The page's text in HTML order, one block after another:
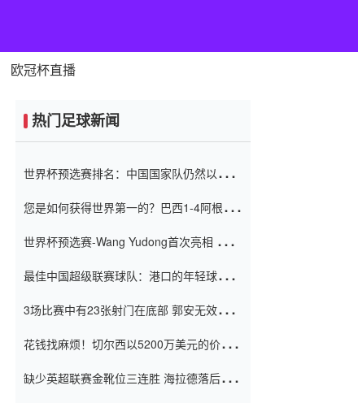
欧冠杯直播
热门足球新闻
世界杯预选赛排名：中国国家队仍然以6分
您是如何获得世界第一的？巴西1-4阿根
世界杯预选赛-Wang Yudong首次亮相 中国
最佳中国超级联赛球队：港口的年轻球员在
（Taishan）
3场比赛中有23张射门在底部 郭安无效传球
花钱找麻烦！切尔西以5200万美元的价格
窗口
缺少英超联赛金靴位三连胜 海拉德落后6球